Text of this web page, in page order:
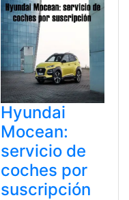
Hyundai
Mocean:
servicio de
coches por
suscripción